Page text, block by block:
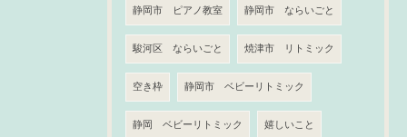
静岡市 ピアノ教室 静岡市 ならいごと
駿河区 ならいごと 焼津市 リトミック
空き枠 静岡市 ベビーリトミック
静岡 ベビーリトミック 嬉しいこと